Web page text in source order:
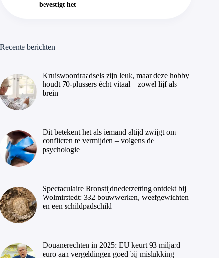
bevestigt het
Recente berichten
Kruiswoordraadsels zijn leuk, maar deze hobby
houdt 70-plussers écht vitaal – zowel lijf als
brein
Dit betekent het als iemand altijd zwijgt om
conflicten te vermijden – volgens de
psychologie
Spectaculaire Bronstijdnederzetting ontdekt bij
Wolmirstedt: 332 bouwwerken, weefgewichten
en een schildpadschild
Douanerechten in 2025: EU keurt 93 miljard
euro aan vergeldingen goed bij mislukking